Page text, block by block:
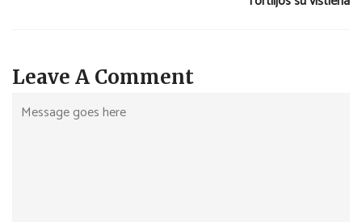
Leave A Comment